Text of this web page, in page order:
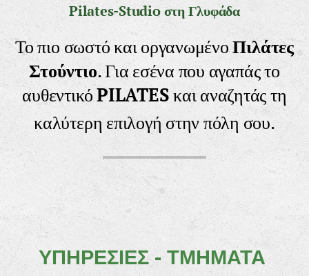
Pilates-Studioστη Γλυφάδα
Το πιο σωστό και οργανωμένοΠιλάτες
Στούντιο. Για εσένα που αγαπάς το
αυθεντικόPILATESκαι αναζητάς τη
καλύτερη επιλογή στην πόλη σου.
ΥΠΗΡΕΣΙΕΣ - ΤΜΗΜΑΤΑ